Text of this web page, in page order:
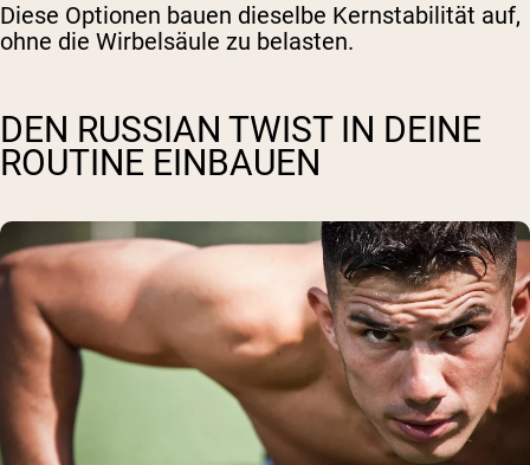
Diese Optionen bauen dieselbe Kernstabilität auf,
ohne die Wirbelsäule zu belasten.
DEN RUSSIAN TWIST IN DEINE
ROUTINE EINBAUEN